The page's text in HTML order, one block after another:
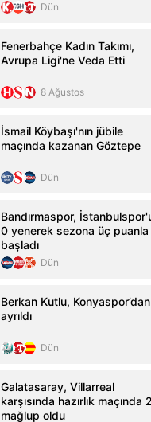
Dün
Fenerbahçe Kadın Takımı,
Avrupa Ligi'ne Veda Etti
8 Ağustos
İsmail Köybaşı'nın jübile
maçında kazanan Göztepe
Dün
Bandırmaspor,
0 yenerek sezona üç puanla
başladı
Dün
Berkan Kutlu, Konyaspor’dan
ayrıldı
Dün
Galatasaray, Villarreal
karşısında hazırlık maçında
mağlup oldu